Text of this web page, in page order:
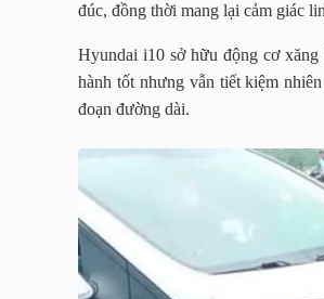
đúc, đồng thời mang lại cảm giác
Hyundai i10 sở hữu động cơ
hành tốt nhưng vẫn tiết kiệm
đoạn đường dài.